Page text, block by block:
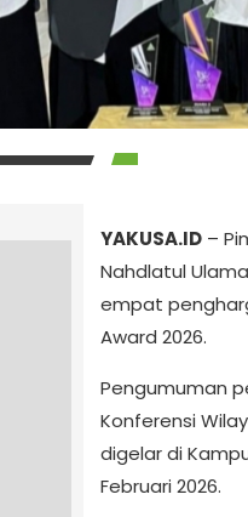
YAKUSA.ID –
Nahdlatul
empat
Award 2026.
Pengumuman
Konferensi
digelar di
Februari 2026.